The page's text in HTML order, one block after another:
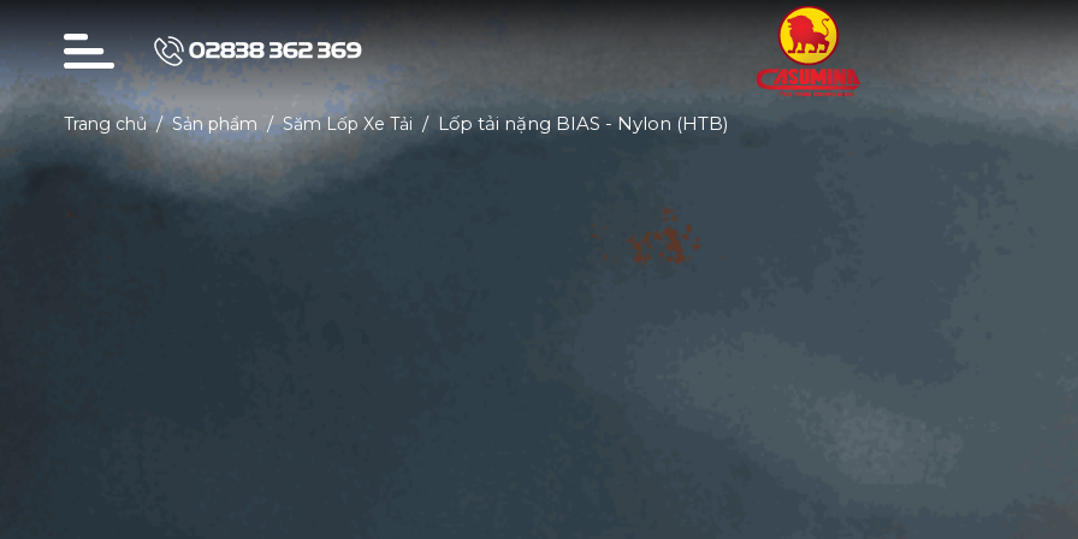
02838 362 369
Trang chủ Sản phẩm Săm Lốp Xe Tải Lốp tải nặng BIAS - Nylon (HTB)